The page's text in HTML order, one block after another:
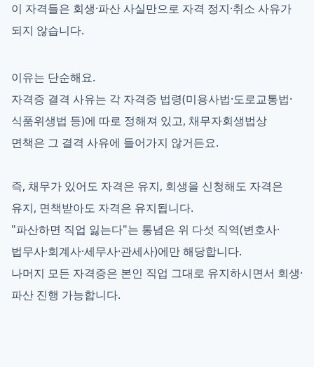
이 자격들은 회생·파산 사실만으로 자격 정지·취소 사유가
되지 않습니다.
이유는 단순해요.
자격증 결격 사유는 각 자격증 법령(미용사법·도로교통법·
식품위생법 등)에 따로 정해져 있고, 채무자회생법상
면책은 그 결격 사유에 들어가지 않거든요.
즉, 채무가 있어도 자격은 유지, 회생을 신청해도 자격은
유지, 면책받아도 자격은 유지됩니다.
"파산하면 직업 잃는다"는 통념은 위 다섯 직역(변호사·
법무사·회계사·세무사·관세사)에만 해당합니다.
나머지 모든 자격증은 본인 직업 그대로 유지하시면서 회생·
파산 진행 가능합니다.